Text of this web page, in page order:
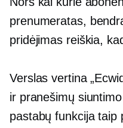
prenumeratas,
pridėjimas reiškia,
Verslas vertina
ir pranešimų
pastabų funkcija taip